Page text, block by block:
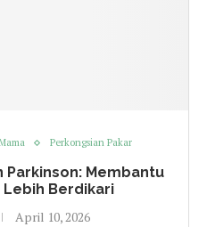
Perkongsian Pakar
Parkinson: Membantu
Lebih Berdikari
April 10, 2026